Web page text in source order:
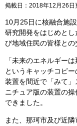
掲載日：2018年12月26日
10月25日に核融合施
研究開発をはじめと
び地域住民の皆様との
「未来のエネルギー
というキャッチコピ
装置を間近で「みて
ニチュア版の装置の
できました。
また、那珂市及び近